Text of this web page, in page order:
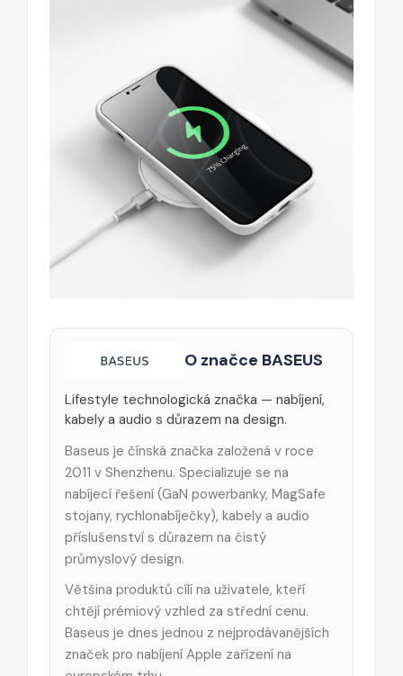
O značce BASEUS
Lifestyle technologická značka — nabíjení,
kabely a audio s důrazem na design.
Baseus je čínská značka založená v roce
2011 v Shenzhenu. Specializuje se na
nabíjecí řešení (GaN powerbanky, MagSafe
stojany, rychlonabíječky), kabely a audio
příslušenství s důrazem na čistý
průmyslový design.
Většina produktů cílí na uživatele, kteří
chtějí prémiový vzhled za střední cenu.
Baseus je dnes jednou z nejprodávanějších
značek pro nabíjení Apple zařízení na